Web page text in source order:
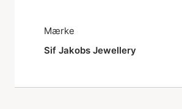
Mærke
Sif Jakobs Jewellery